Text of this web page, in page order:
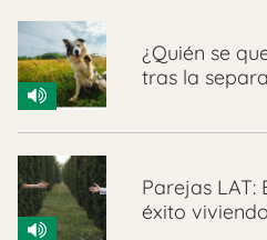
¿Quién se
tras la
Parejas LAT:
éxito